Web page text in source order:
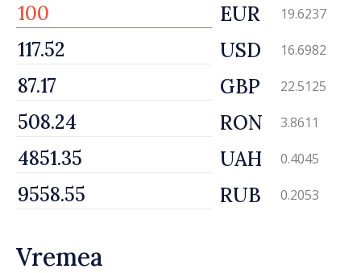
EUR 19.6237
USD 16.6982
GBP 22.5125
RON 3.8611
UAH 0.4045
RUB 0.2053
Vremea